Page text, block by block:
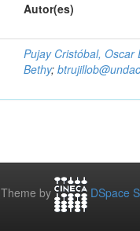
Autor(es)
Pujay Cristóbal, Oscar
Bethy;
Theme by DSpace